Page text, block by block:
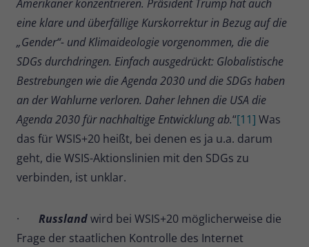
Amerikaner konzentrieren. Präsident Trump hat auch
eine klare und überfällige Kurskorrektur in Bezug auf die
„Gender“- und Klimaideologie vorgenommen, die die
SDGs durchdringen. Einfach ausgedrückt: Globalistische
Bestrebungen wie die Agenda 2030 und die SDGs haben
an der Wahlurne verloren. Daher lehnen die USA die
Agenda 2030 für nachhaltige Entwicklung ab.“[11] Was
das für WSIS+20 heißt, bei denen es ja u.a. darum
geht, die WSIS-Aktionslinien mit den SDGs zu
verbinden, ist unklar.
· Russlandwird bei WSIS+20 möglicherweise die
Frage der staatlichen Kontrolle des Internet